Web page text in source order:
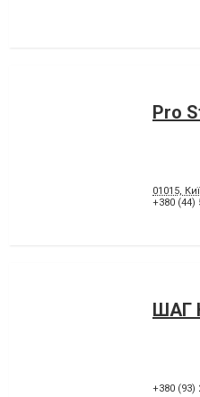
Pro
01015,
+380 (44)
ШАГ
+380 (93)